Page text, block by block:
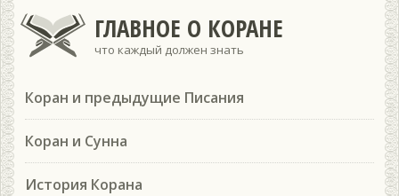
ГЛАВНОЕ О КОРАНЕ
что каждый должен знать
Коран и предыдущие Писания
Коран и Сунна
История Корана